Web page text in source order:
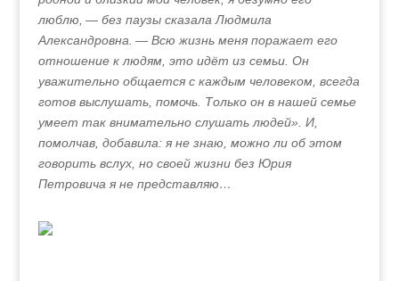
люблю, — без паузы сказала Людмила
Александровна. — Всю жизнь меня поражает его
отношение к людям, это идёт из семьи. Он
уважительно общается с каждым человеком, всегда
готов выслушать, помочь. Только он в нашей семье
умеет так внимательно слушать людей». И,
помолчав, добавила: я не знаю, можно ли об этом
говорить вслух, но своей жизни без Юрия
Петровича я не представляю…